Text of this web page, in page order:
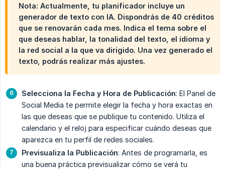
Nota: Actualmente, tu planificador incluye un
generador de texto con IA. Dispondrás de 40 créditos
que se renovarán cada mes. Indica el tema sobre el
que deseas hablar, la tonalidad del texto, el idioma y
la red social a la que va dirigido. Una vez generado el
texto, podrás realizar más ajustes.
Selecciona la Fecha y Hora de Publicación: El Panel de
Social Media te permite elegir la fecha y hora exactas en
las que deseas que se publique tu contenido. Utiliza el
calendario y el reloj para especificar cuándo deseas que
aparezca en tu perfil de redes sociales.
Previsualiza la Publicación: Antes de programarla, es
una buena práctica previsualizar cómo se verá tu